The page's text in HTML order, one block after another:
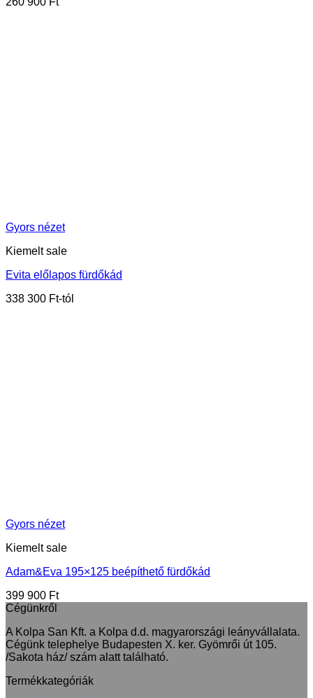
Gyors nézet
Kiemelt sale
Evita előlapos fürdőkád
338 300 Ft
Gyors nézet
Kiemelt sale
Adam&Eva 195×125 beépíthető fürdőkád
399 900 Ft
Cégünkről
A Kolpa San Kft. a Kolpa d.d. magyarországi leányvállalata.
Cégünk telephelye Budapesten X. ker. Gyömrői út 105.
/Sakota ház/ szám alatt található.
Termékkategóriák